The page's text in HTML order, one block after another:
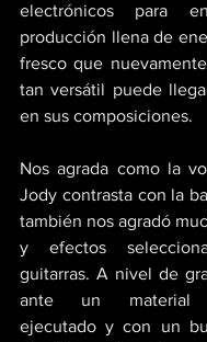
electrónicos para
producción llena de
fresco que
tan versátil puede
en sus composiciones.
Nos agrada como la
Jody contrasta con la
también nos agradó
y efectos
guitarras. A nivel de
ante un material
ejecutado y con un